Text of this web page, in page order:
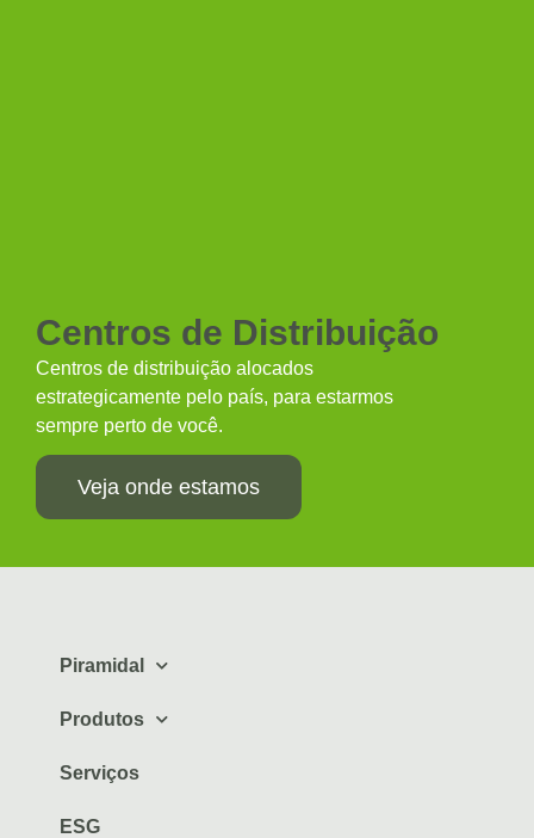
Centros de Distribuição
Centros de distribuição alocados
estrategicamente pelo país, para estarmos
sempre perto de você.
Veja onde estamos
Piramidal
Produtos
Serviços
ESG